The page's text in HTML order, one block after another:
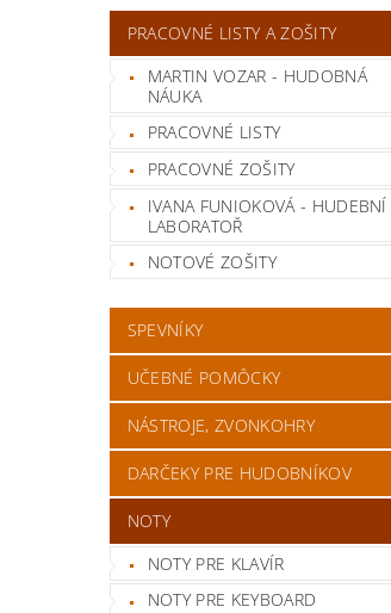
PRACOVNÉ LISTY A ZOŠITY
MARTIN VOZAR - HUDOBNÁ
NÁUKA
PRACOVNÉ LISTY
PRACOVNÉ ZOŠITY
IVANA FUNIOKOVÁ - HUDEBNÍ
LABORATOŘ
NOTOVÉ ZOŠITY
SPEVNÍKY
UČEBNÉ POMÔCKY
NÁSTROJE, ZVONKOHRY
DARČEKY PRE HUDOBNÍKOV
NOTY
NOTY PRE KLAVÍR
NOTY PRE KEYBOARD